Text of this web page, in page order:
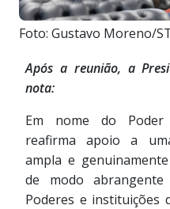
Foto: Gustavo Moreno/
Após a reunião, a
nota:
Em nome do Poder
reafirma apoio a
ampla e
de modo
Poderes e instituições